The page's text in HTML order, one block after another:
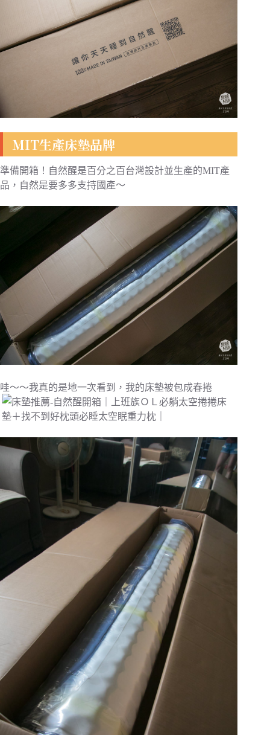
MIT生產床墊品牌
準備開箱！自然醒是百分之百台灣設計並生產的MIT產
品，自然是要多多支持國產～
哇～～我真的是地一次看到，我的床墊被包成春捲